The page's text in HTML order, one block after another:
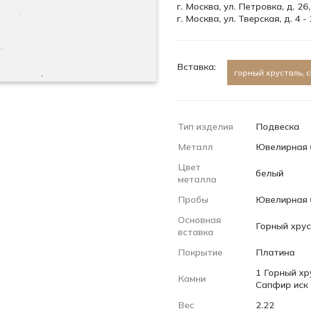
г. Москва, ул. Петровка, д.
г. Москва, ул. Тверская, д. 4 -
Вставка: горный хрусталь,
Тип изделия
Подвеска
Металл
Ювелирная
Цвет
металла
белый
Пробы
Ювелирная
Основная
вставка
Горный
Покрытие Платина
Камни
1 Горный
Сапфир иск
Вес
2.22